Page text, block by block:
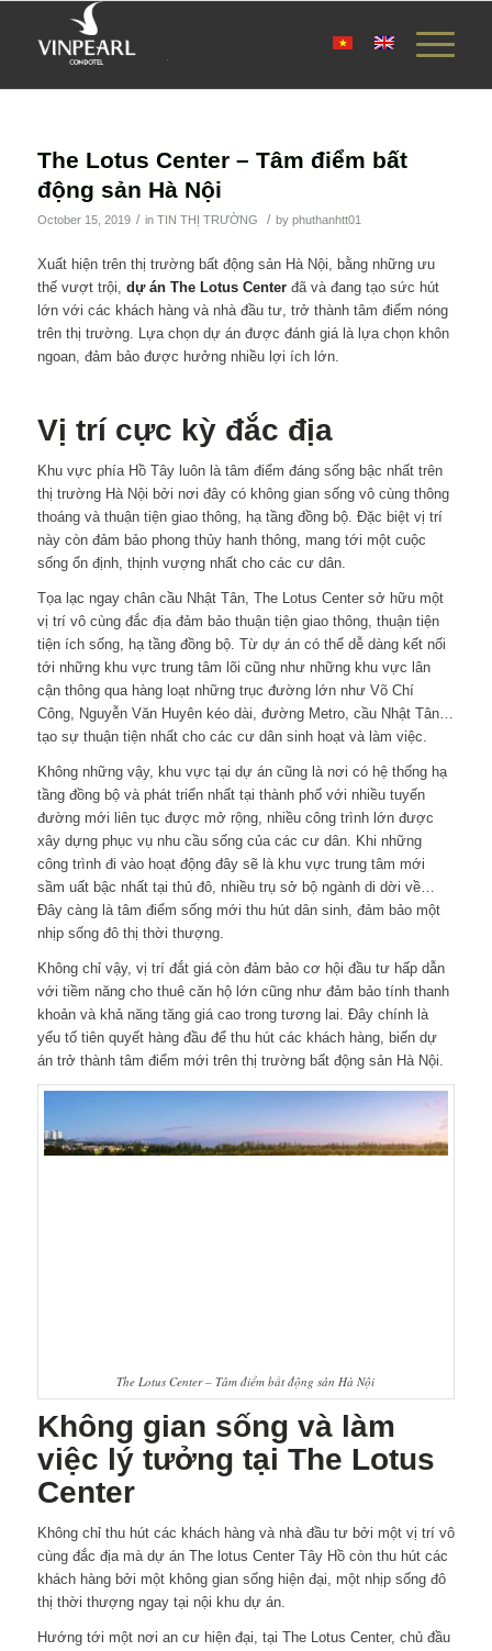
The Lotus Center – Tâm điểm bất
động sản Hà Nội
October 15, 2019 / in TIN THỊ TRƯỜNG / by phuthanhtt01
Xuất hiện trên thị trường bất động sản Hà Nội, bằng những ưu
thế vượt trội, dự án The Lotus Centerđã và đang tạo sức hút
lớn với các khách hàng và nhà đầu tư, trở thành tâm điểm nóng
trên thị trường. Lựa chọn dự án được đánh giá là lựa chọn khôn
ngoan, đảm bảo được hưởng nhiều lợi ích lớn.
Vị trí cực kỳ đắc địa
Khu vực phía Hồ Tây luôn là tâm điểm đáng sống bậc nhất trên
thị trường Hà Nội bởi nơi đây có không gian sống vô cùng thông
thoáng và thuận tiện giao thông, hạ tầng đồng bộ. Đặc biệt vị trí
này còn đảm bảo phong thủy hanh thông, mang tới một cuộc
sống ổn định, thịnh vượng nhất cho các cư dân.
Tọa lạc ngay chân cầu Nhật Tân, The Lotus Center sở hữu một
vị trí vô cùng đắc địa đảm bảo thuận tiện giao thông, thuận tiện
tiện ích sống, hạ tầng đồng bộ. Từ dự án có thể dễ dàng kết nối
tới những khu vực trung tâm lõi cũng như những khu vực lân
cận thông qua hàng loạt những trục đường lớn như Võ Chí
Công, Nguyễn Văn Huyên kéo dài, đường Metro, cầu Nhật Tân…
tạo sự thuận tiện nhất cho các cư dân sinh hoạt và làm việc.
Không những vậy, khu vực tại dự án cũng là nơi có hệ thống hạ
tầng đồng bộ và phát triển nhất tại thành phố với nhiều tuyến
đường mới liên tục được mở rộng, nhiều công trình lớn được
xây dựng phục vụ nhu cầu sống của các cư dân. Khi những
công trình đi vào hoạt động đây sẽ là khu vực trung tâm mới
sầm uất bậc nhất tại thủ đô, nhiều trụ sở bộ ngành di dời về…
Đây càng là tâm điểm sống mới thu hút dân sinh, đảm bảo một
nhịp sống đô thị thời thượng.
Không chỉ vậy, vị trí đắt giá còn đảm bảo cơ hội đầu tư hấp dẫn
với tiềm năng cho thuê căn hộ lớn cũng như đảm bảo tính thanh
khoản và khả năng tăng giá cao trong tương lai. Đây chính là
yếu tố tiên quyết hàng đầu để thu hút các khách hàng, biến dự
án trở thành tâm điểm mới trên thị trường bất động sản Hà Nội.
The Lotus Center – Tâm điểm bất động sản Hà Nội
Không gian sống và làm
việc lý tưởng tại The Lotus
Center
Không chỉ thu hút các khách hàng và nhà đầu tư bởi một vị trí vô
cùng đắc địa mà dự án The lotus Center Tây Hồ còn thu hút các
khách hàng bởi một không gian sống hiện đại, một nhịp sống đô
thị thời thượng ngay tại nội khu dự án.
Hướng tới một nơi an cư hiện đại, tại The Lotus Center, chủ đầu